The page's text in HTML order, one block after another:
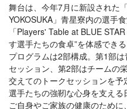
舞台は、今年7月に新設された
YOKOSUKA」青星寮内の選手食
「Players' Table at BLUE
す選手たちの食卓”を体感できる
プログラムは2部構成。第1部
セッション、第2部はチームの
交えてのトークセッションを予
選手たちの強靭な心身を支える
ご自身やご家族の健康のため